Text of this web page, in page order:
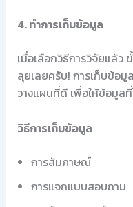
4. ทำการเก็บข้อมูล
เมื่อเลือกวิธีการวิจัยแล้ว
ลุยเลยครับ! การเก็บข้อมู
วางแผนที่ดี เพื่อให้ข้อมูล
วิธีการเก็บข้อมูล
การสัมภาษณ์
การแจกแบบสอบถาม